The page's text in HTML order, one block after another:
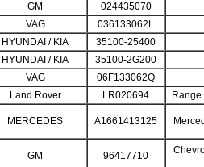
GM
024435070
VAG
036133062L
HYUNDAI / KIA
35100-25400
HYUNDAI / KIA
35100-2G200
VAG
06F133062Q
Land Rover LR020694
MERCEDES A1661413125
GM 96417710